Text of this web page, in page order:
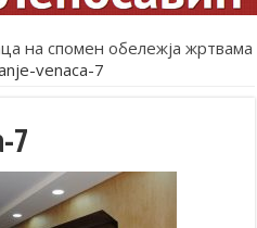
на спомен обележја жртвама
venaca-7
7